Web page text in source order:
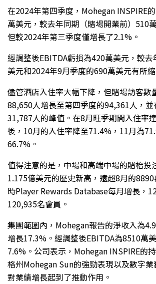
在2024年第四季度，Mohegan INSPIRE
萬美元，較去年同期（賭場開業前）510
但較2024年第三季度僅增長了2.1%。
經調整後EBITDA虧損為420萬美元，較
美元和2024年9月季度的690萬美元有所縮
儘管酒店入住率大幅下降，但賭場訪客數
88,650人增長至第四季度的94,361人，並
31,787人的峰值。在8月旺季期間入住率
後，10月的入住率降至71.4%，11月為
66.7%。
值得注意的是，中場和高端中場的賭枱投
1.175億美元的歷史新高，遠超8月的
時Player Rewards Database每月增長，
120,935名會員。
集團範圍內，Mohegan報告的淨收入為
增長17.3%。經調整後EBITDA為8510萬
7.6%。公司表示，Mohegan INSPIRE的
格州Mohegan Sun的強勁表現以及數字
對業績增長起到了推動作用。